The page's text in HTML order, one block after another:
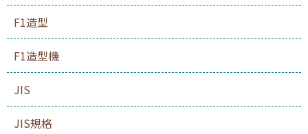
F1造型
F1造型機
JIS
JIS規格